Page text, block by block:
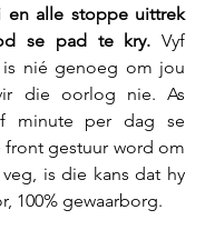
en alle stoppe uittrek
se pad te kry. Vyf
nié genoeg om jou
die oorlog nie. As
minute per dag se
gestuur word om
is die kans dat hy
100% gewaarborg.